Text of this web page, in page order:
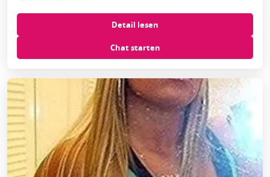
Detail lesen
Chat starten